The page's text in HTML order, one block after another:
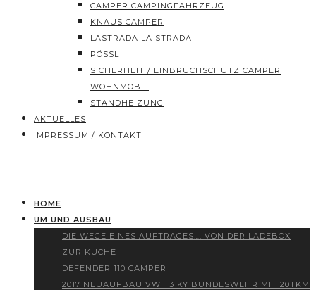
CAMPER CAMPINGFAHRZEUG
KNAUS CAMPER
LASTRADA LA STRADA
PÖSSL
SICHERHEIT / EINBRUCHSCHUTZ CAMPER
WOHNMOBIL
STANDHEIZUNG
AKTUELLES
IMPRESSUM / KONTAKT
HOME
UM UND AUSBAU
DIE WEGE EINES AUFTRAGES…. VON DER LADEBOX
ZUR KÜCHE
DEFENDER 110 CAMPER
2017 NEUAUFBAU VW T3 KY BUNDESWEHR MIT 20TKM